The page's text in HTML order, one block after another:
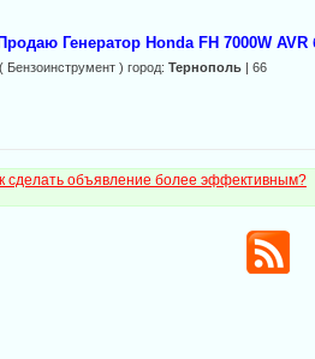
Продаю Генератор Honda FH 7000W AVR
( Бензоинструмент ) город: Тернополь| 66
сделать объявление более эффективным?